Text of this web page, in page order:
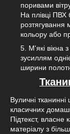
поривами
На плівці ПВХ
кольору або
М'які вікна
зусиллям
ширини
Вуличні
класичних
Підтекст, власне
матеріалу з